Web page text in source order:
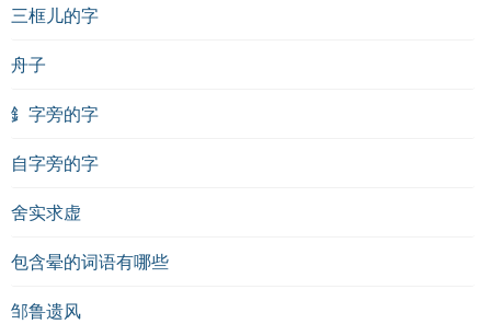
三框儿的字
舟子
釒字旁的字
自字旁的字
舍实求虚
包含晕的词语有哪些
邹鲁遗风